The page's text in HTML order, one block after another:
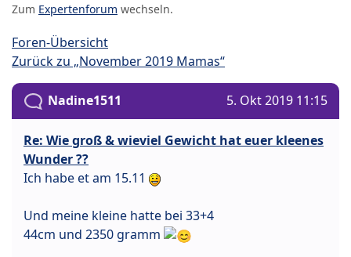
Zum Expertenforum wechseln.
Foren-Übersicht
Zurück zu „November 2019 Mamas“
Nadine1511 5. Okt 2019 11:15
Re: Wie groß & wieviel Gewicht hat euer kleenes
Wunder ??
Ich habe et am 15.11
Und meine kleine hatte bei 33+4
44cm und 2350 gramm